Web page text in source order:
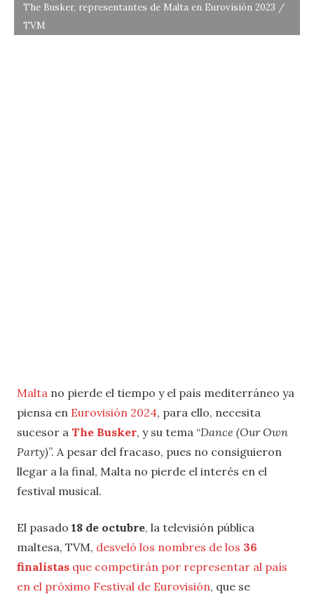
The Busker, representantes de Malta en Eurovisión 2023 /
TVM
Malta no pierde el tiempo y el país mediterráneo ya
piensa en Eurovisión 2024, para ello, necesita
sucesor a The Busker, y su tema “Dance (Our Own
Party)”. A pesar del fracaso, pues no consiguieron
llegar a la final, Malta no pierde el interés en el
festival musical.
El pasado 18 de octubre, la televisión pública
maltesa, TVM, desveló los nombres de los 36
finalistas que competirán por representar al país
en el próximo Festival de Eurovisión, que se